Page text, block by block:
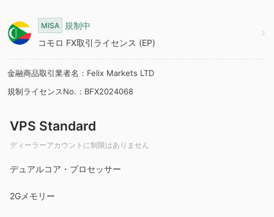
9 4
5
7
MISA
規制中
コモロ FX取引ライセンス (EP)
金融商品取引業者名：Felix Markets LTD
規制ライセンスNo.：BFX2024068
VPS Standard
ディーラーアカウントに制限はありません
デュアルコア・プロセッサー
2Gメモリー